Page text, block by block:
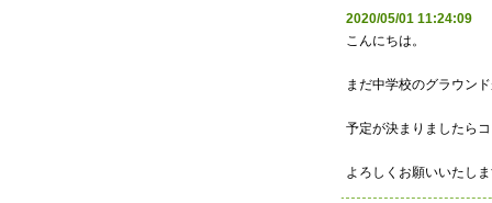
2020/05/01
こんにちは。
まだ中学校のグラウン
予定が決まりましたら
よろしくお願いいたし